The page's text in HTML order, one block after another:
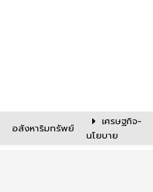
อสังหาริมทรัพย์
เศรษฐกิจ-
นโยบาย